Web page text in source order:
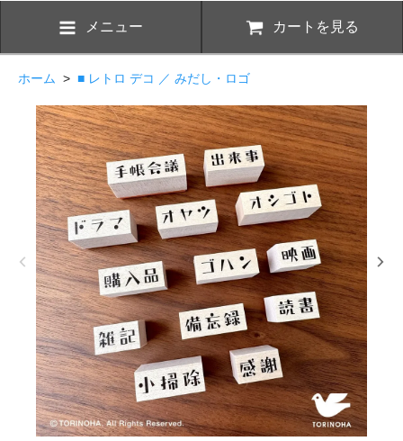
メニュー カートを見る
ホーム > ■ レトロ デコ ／ みだし・ロゴ